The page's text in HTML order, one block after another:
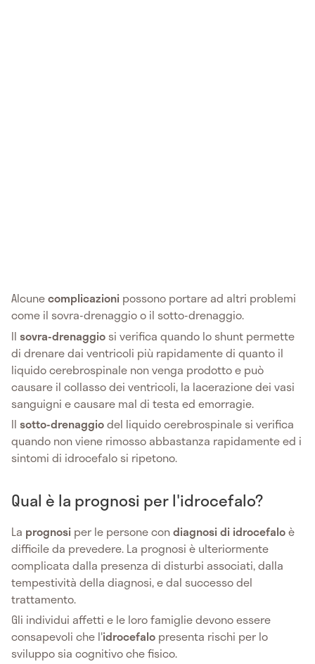
Alcunecomplicazioni possono portare ad altri problemi
come il sovra-drenaggio o il sotto-drenaggio.
Il sovra-drenaggio si verifica quando lo shunt permette
di drenare dai ventricoli più rapidamente di quanto il
liquido cerebrospinale non venga prodotto e può
causare il collasso dei ventricoli, la lacerazione dei vasi
sanguigni e causare mal di testa ed emorragie.
Il sotto-drenaggiodel liquido cerebrospinale si verifica
quando non viene rimosso abbastanza rapidamente ed i
sintomi di idrocefalo si ripetono.
Qual è la prognosi per l'idrocefalo?
La prognosi per le persone condiagnosi di idrocefaloè
difficile da prevedere. La prognosi è ulteriormente
complicata dalla presenza di disturbi associati, dalla
tempestività della diagnosi, e dal successo del
trattamento.
Gli individui affetti e le loro famiglie devono essere
consapevoli che l'idrocefalo presenta rischi per lo
sviluppo sia cognitivo che fisico.